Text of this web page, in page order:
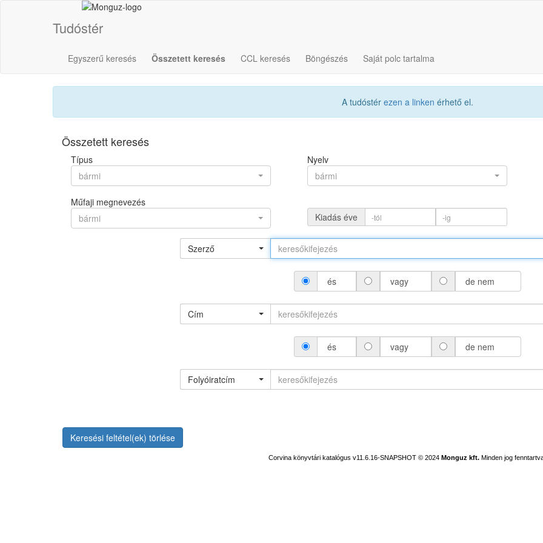
Tudóstér
Egyszerű keresés Összetett keresés CCL keresés Böngészés Saját polc tartalma
A tudóstér ezen a linken érhető el.
Összetett keresés
Típus
bármi
Nyelv
bármi
Műfaji megnevezés
bármi
Kiadás éve
Szerző
és vagy de nem
Cím
és vagy de nem
Folyóiratcím
Keresési feltétel(ek) törlése
Corvina könyvtári katalógus v11.6.16-SNAPSHOT © 2024 Monguz kft. Minden jog